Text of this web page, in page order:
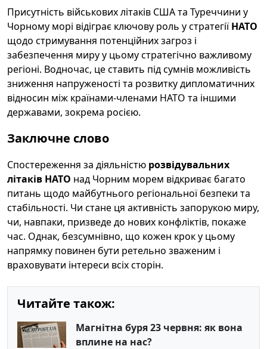
Присутність військових літаків США та Туреччини у
Чорному морі відіграє ключову роль у стратегіїНАТО
щодо стримування потенційних загроз і
забезпечення миру у цьому стратегічно важливому
регіоні. Водночас, це ставить під сумнів можливість
зниження напруженості та розвитку дипломатичних
відносин між країнами-членами НАТО та іншими
державами, зокрема росією.
Заключне слово
Спостереження за діяльністю розвідувальних
літаків НАТО над Чорним морем відкриває багато
питань щодо майбутнього регіональної безпеки та
стабільності. Чи стане ця активність запорукою миру,
чи, навпаки, призведе до нових конфліктів, покаже
час. Однак, безсумнівно, що кожен крок у цьому
напрямку повинен бути ретельно зваженим і
враховувати інтереси всіх сторін.
Читайте також:
Магнітна буря 23 червня: як вона
вплине на нас?